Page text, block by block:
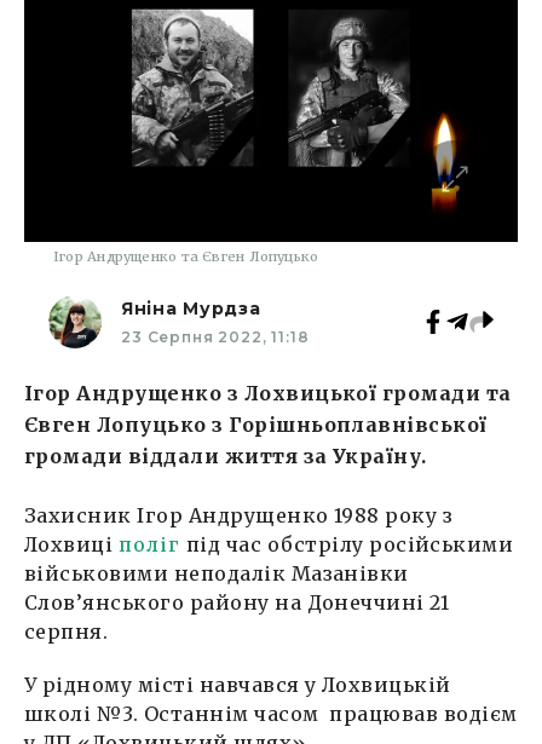
Ігор Андрущенко та Євген Лопуцько
Яніна Мурдза
23 Серпня 2022, 11:18
Ігор Андрущенко з Лохвицької громади та
Євген Лопуцько з Горішньоплавнівської
громади віддали життя за Україну.
Захисник Ігор Андрущенко 1988 року з
Лохвиці поліг під час обстрілу російськими
військовими неподалік Мазанівки
Слов’янського району на Донеччині 21
серпня.
У рідному місті навчався у Лохвицькій
школі №3. Останнім часом працював водієм